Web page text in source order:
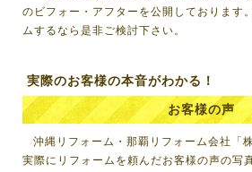
のビフォー・アフターを公開しております。
ムするなら是非ご検討下さい。
実際のお客様の本音がわかる！
お客様の声
沖縄リフォーム・那覇リフォーム会社「
実際にリフォームを頼んだお客様の声の写